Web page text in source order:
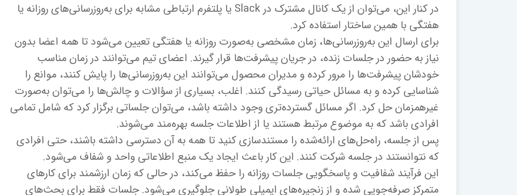
در کنار این، می‌توان از یک کانال مشترک در Slack یا پلتفرم ارتباطی مشابه برای به‌روزرسانی‌های روزانه یا
هفتگی با همین ساختار استفاده کرد.
برای ارسال این به‌روزرسانی‌ها، زمان مشخصی به‌صورت روزانه یا هفتگی تعیین می‌شود تا همه اعضا بدون
نیاز به حضور در جلسات زنده، در جریان پیشرفت‌ها قرار گیرند. اعضای تیم می‌توانند در زمان مناسب
خودشان پیشرفت‌ها را مرور کرده و مدیران محصول می‌توانند این به‌روزرسانی‌ها را پایش کنند، موانع را
شناسایی کرده و به مسائل حیاتی رسیدگی کنند. اغلب، بسیاری از سؤالات و چالش‌ها را می‌توان به‌صورت
غیرهمزمان حل کرد. اگر مسائل گسترده‌تری وجود داشته باشد، می‌توان جلساتی برگزار کرد که شامل تمامی
افرادی باشد که به موضوع مرتبط هستند یا از اطلاعات جلسه بهره‌مند می‌شوند.
پس از جلسه، راه‌حل‌های ارائه‌شده را مستندسازی کنید تا همه به آن دسترسی داشته باشند، حتی افرادی
که نتوانستند در جلسه شرکت کنند. این کار باعث ایجاد یک منبع اطلاعاتی واحد و شفاف می‌شود.
این فرآیند شفافیت و پاسخگویی جلسات روزانه را حفظ می‌کند، در حالی که زمان ارزشمند برای کارهای
متمرکز صرفه‌جویی شده و از زنجیره‌های ایمیلی طولانی جلوگیری می‌شود. جلسات فقط برای بحث‌های